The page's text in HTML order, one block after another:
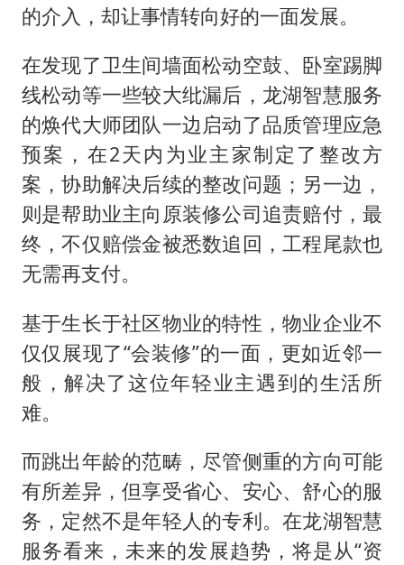
的介入，却让事情转向好的一面发展。
在发现了卫生间墙面松动空鼓、卧室踢脚
线松动等一些较大纰漏后，龙湖智慧服务
的焕代大师团队一边启动了品质管理应急
预案，在2天内为业主家制定了整改方
案，协助解决后续的整改问题；另一边，
则是帮助业主向原装修公司追责赔付，最
终，不仅赔偿金被悉数追回，工程尾款也
无需再支付。
基于生长于社区物业的特性，物业企业不
仅仅展现了“会装修”的一面，更如近邻一
般，解决了这位年轻业主遇到的生活所
难。
而跳出年龄的范畴，尽管侧重的方向可能
有所差异，但享受省心、安心、舒心的服
务，定然不是年轻人的专利。在龙湖智慧
服务看来，未来的发展趋势，将是从“资